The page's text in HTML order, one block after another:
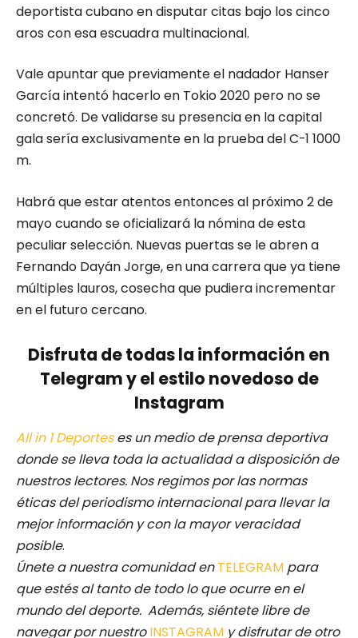
deportista cubano en disputar citas bajo los cinco
aros con esa escuadra multinacional.
Vale apuntar que previamente el nadador Hanser
García intentó hacerlo en Tokio 2020 pero no se
concretó. De validarse su presencia en la capital
gala sería exclusivamente en la prueba del C-1 1000
m.
Habrá que estar atentos entonces al próximo 2 de
mayo cuando se oficializará la nómina de esta
peculiar selección. Nuevas puertas se le abren a
Fernando Dayán Jorge, en una carrera que ya tiene
múltiples lauros, cosecha que pudiera incrementar
en el futuro cercano.
Disfruta de todas la información en
Telegram y el estilo novedoso de
Instagram
All in 1 Deporteses un medio de prensa deportiva
donde se lleva toda la actualidad a disposición de
nuestros lectores. Nos regimos por las normas
éticas del periodismo internacional para llevar la
mejor información y con la mayor veracidad
posible.
Únete a nuestra comunidad enTELEGRAM para
que estés al tanto de todo lo que ocurre en el
mundo del deporte. Además, siéntete libre de
navegar por nuestro INSTAGRAM y disfrutar de otro